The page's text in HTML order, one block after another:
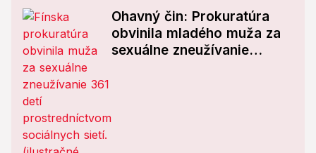
Ohavný čin: Prokuratúra
obvinila mladého muža za
sexuálne zneužívanie